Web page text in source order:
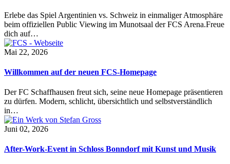
Erlebe das Spiel Argentinien vs. Schweiz in einmaliger Atmosphäre
beim offiziellen Public Viewing im Munotsaal der FCS Arena.Freue
dich auf…
Mai 22, 2026
Willkommen auf der neuen FCS-Homepage
Der FC Schaffhausen freut sich, seine neue Homepage präsentieren
zu dürfen. Modern, schlicht, übersichtlich und selbstverständlich
in…
Juni 02, 2026
After-Work-Event in Schloss Bonndorf mit Kunst und Musik